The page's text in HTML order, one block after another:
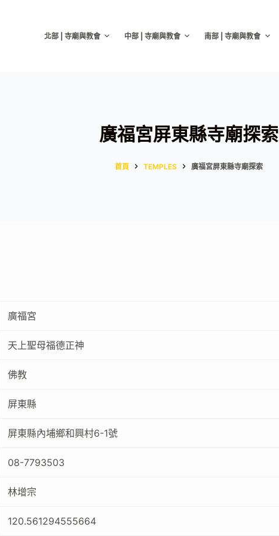
北部 | 寺廟與教會 中部 | 寺廟與教會 南部 | 寺廟與教會
廣福宮屏東縣寺廟探索
首頁 TEMPLES 廣福宮屏東縣寺廟探索
廣福宮
天上聖母福德正神
佛教
屏東縣
屏東縣內埔鄉和興村6-1號
08-7793503
林增宗
120.561294555664